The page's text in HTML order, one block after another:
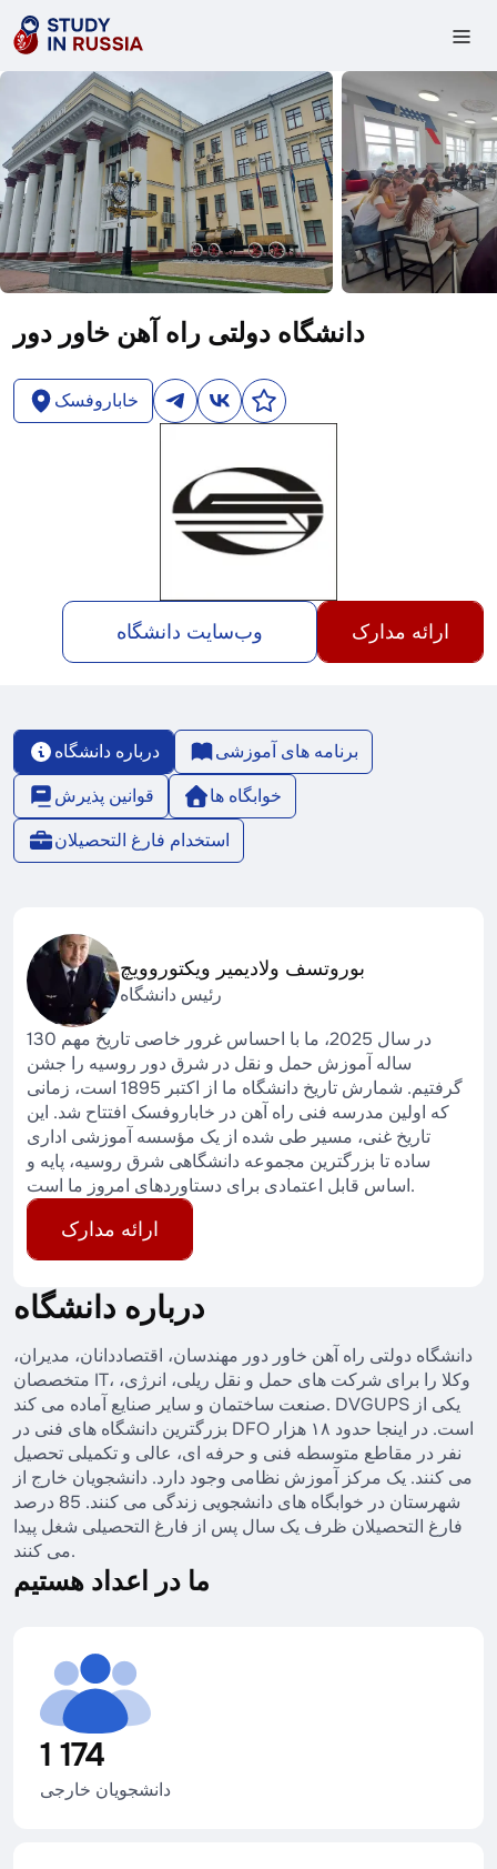
دانشگاه دولتی راه آهن خاور دور
خاباروفسک
وب‌سایت دانشگاه ارائه مدارک
درباره دانشگاه
برنامه های آموزشی
قوانین پذیرش
خوابگاه ها
استخدام فارغ التحصیلان
بوروتسف ولادیمیر ویکتوروویچ
رئیس دانشگاه
در سال 2025، ما با احساس غرور خاصی تاریخ مهم 130
ساله آموزش حمل و نقل در شرق دور روسیه را جشن
گرفتیم. شمارش تاریخ دانشگاه ما از اکتبر 1895 است، زمانی
که اولین مدرسه فنی راه آهن در خاباروفسک افتتاح شد. این
تاریخ غنی، مسیر طی شده از یک مؤسسه آموزشی اداری
ساده تا بزرگترین مجموعه دانشگاهی شرق روسیه، پایه و
اساس قابل اعتمادی برای دستاوردهای امروز ما است.
ارائه مدارک
درباره دانشگاه
دانشگاه دولتی راه آهن خاور دور مهندسان، اقتصاددانان، مدیران،
متخصصان IT، وکلا را برای شرکت های حمل و نقل ریلی، انرژی،
صنعت ساختمان و سایر صنایع آماده می کند. DVGUPS یکی از
بزرگترین دانشگاه های فنی در DFO است. در اینجا حدود ۱۸ هزار
نفر در مقاطع متوسطه فنی و حرفه ای، عالی و تکمیلی تحصیل
می کنند. یک مرکز آموزش نظامی وجود دارد. دانشجویان خارج از
شهرستان در خوابگاه های دانشجویی زندگی می کنند. 85 درصد
فارغ التحصیلان ظرف یک سال پس از فارغ التحصیلی شغل پیدا
می کنند.
ما در اعداد هستیم
1 174
دانشجویان خارجی